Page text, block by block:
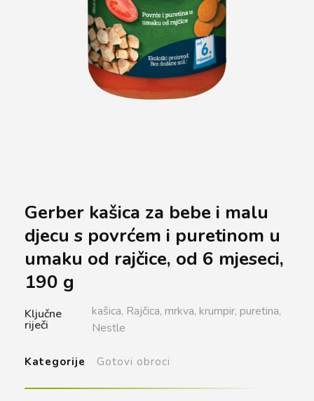
Gerber kašica za bebe i malu
djecu s povrćem i puretinom u
umaku od rajčice, od 6 mjeseci,
190 g
Ključne
riječi
kašica, Rajčica, mrkva, krumpir, puretina,
Nestle
Kategorije Gotovi obroci